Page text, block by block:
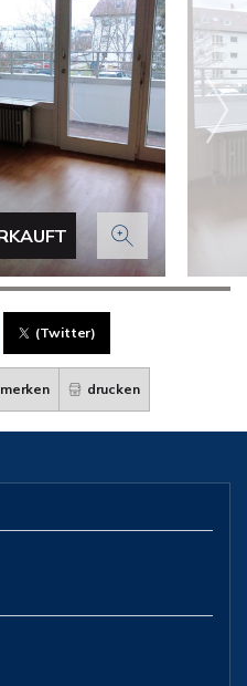
(Twitter)
merken drucken